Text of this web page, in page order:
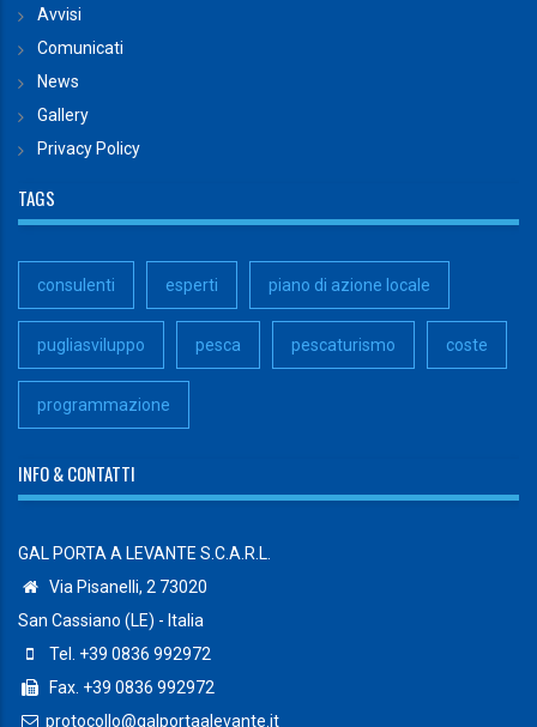
Avvisi
Comunicati
News
Gallery
Privacy Policy
TAGS
consulenti esperti piano di azione locale
pugliasviluppo pesca pescaturismo coste
programmazione
INFO & CONTATTI
GAL PORTA A LEVANTE S.C.A.R.L.
Via Pisanelli, 2 73020
San Cassiano (LE) - Italia
Tel. +39 0836 992972
Fax. +39 0836 992972
protocollo@galportaalevante.it